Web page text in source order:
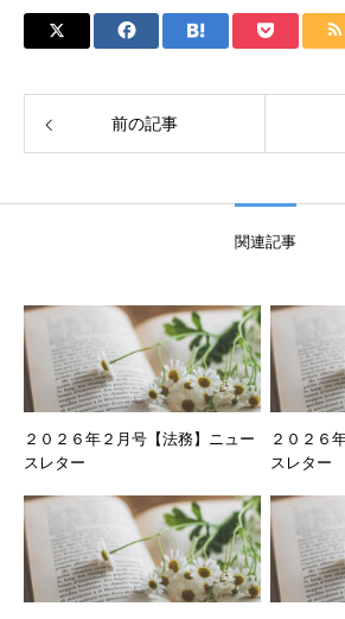
前の記事
関連記事
２０２６年２月号【法務】ニュー
スレター
２０２６
スレター